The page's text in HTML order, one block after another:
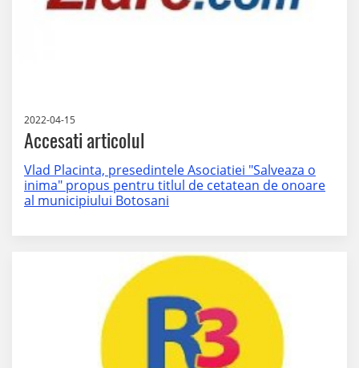
2022-04-15
Accesati articolul
Vlad Placinta, presedintele Asociatiei "Salveaza o
inima" propus pentru titlul de cetatean de onoare
al municipiului Botosani